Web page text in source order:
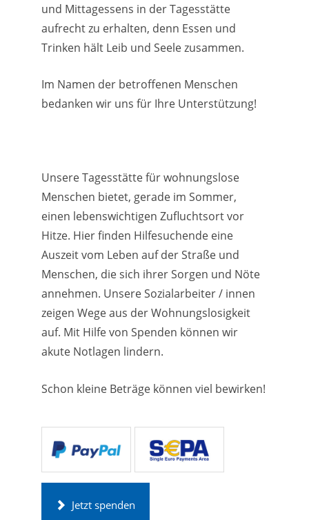
und Mittagessens in der Tagesstätte
aufrecht zu erhalten, denn Essen und
Trinken hält Leib und Seele zusammen.
Im Namen der betroffenen Menschen
bedanken wir uns für Ihre Unterstützung!
Unsere Tagesstätte für wohnungslose
Menschen bietet, gerade im Sommer,
einen lebenswichtigen Zufluchtsort vor
Hitze. Hier finden Hilfesuchende eine
Auszeit vom Leben auf der Straße und
Menschen, die sich ihrer Sorgen und Nöte
annehmen. Unsere Sozialarbeiter / innen
zeigen Wege aus der Wohnungslosigkeit
auf. Mit Hilfe von Spenden können wir
akute Notlagen lindern.
Schon kleine Beträge können viel bewirken!
Jetzt spenden